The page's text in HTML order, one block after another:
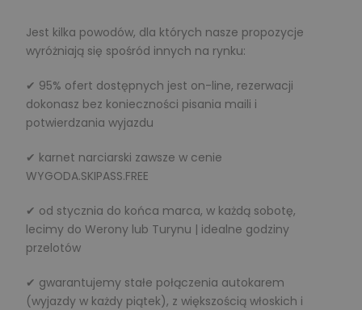
Jest kilka powodów, dla których nasze propozycje
wyróżniają się spośród innych na rynku:
✔ 95% ofert dostępnych jest on-line, rezerwacji
dokonasz bez konieczności pisania maili i
potwierdzania wyjazdu
✔ karnet narciarski zawsze w cenie
WYGODA.SKIPASS.FREE
✔ od stycznia do końca marca, w każdą sobotę,
lecimy do Werony lub Turynu | idealne godziny
przelotów
✔ gwarantujemy stałe połączenia autokarem
(wyjazdy w każdy piątek), z większością włoskich i